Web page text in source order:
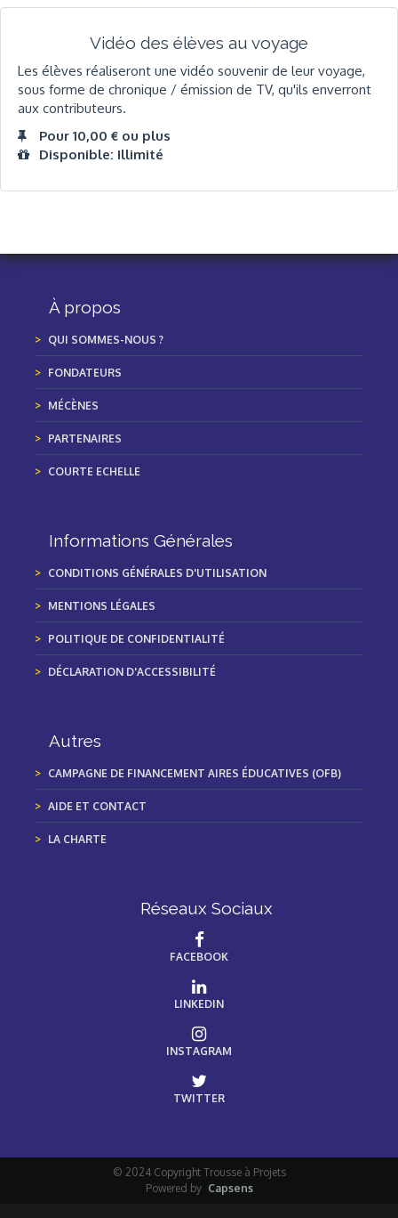
Vidéo des élèves au voyage
Les élèves réaliseront une vidéo souvenir de leur voyage,
sous forme de chronique / émission de TV, qu'ils enverront
aux contributeurs.
Pour 10,00 € ou plus
Disponible: Illimité
À propos
QUI SOMMES-NOUS ?
FONDATEURS
MÉCÈNES
PARTENAIRES
COURTE ECHELLE
Informations Générales
CONDITIONS GÉNÉRALES D'UTILISATION
MENTIONS LÉGALES
POLITIQUE DE CONFIDENTIALITÉ
DÉCLARATION D'ACCESSIBILITÉ
Autres
CAMPAGNE DE FINANCEMENT AIRES ÉDUCATIVES (OFB)
AIDE ET CONTACT
LA CHARTE
Réseaux Sociaux
FACEBOOK
LINKEDIN
INSTAGRAM
TWITTER
© 2024 Copyright Trousse à Projets
Powered by Capsens